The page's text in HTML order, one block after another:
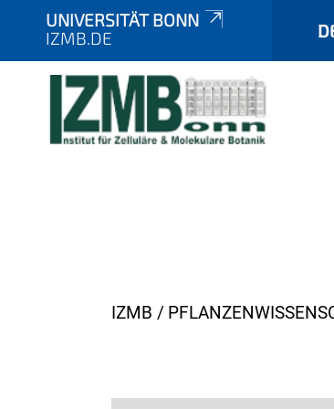
UNIVERSITÄT BONN
IZMB.DE
Y
IZMB